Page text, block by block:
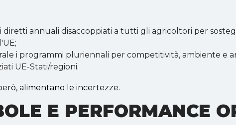
annuali disaccoppiati a tutti gli agricoltori per
i programmi pluriennali per competitività, ambiente e
UE-Stati/regioni.
alimentano le incertezze.
E PERFORMANCE